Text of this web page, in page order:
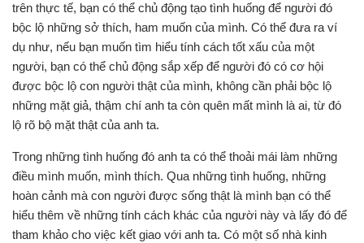
trên thực tế, bạn có thể chủ động tạo tình huống để người đó
bộc lộ những sở thích, ham muốn của mình. Có thể đưa ra ví
dụ như, nếu bạn muốn tìm hiểu tính cách tốt xấu của một
người, bạn có thể chủ động sắp xếp để người đó có cơ hội
được bộc lộ con người thật của mình, không cần phải bộc lộ
những mặt giả, thậm chí anh ta còn quên mất mình là ai, từ đó
lộ rõ bộ mặt thật của anh ta.
Trong những tình huống đó anh ta có thể thoải mái làm những
điều mình muốn, mình thích. Qua những tình huống, những
hoàn cảnh mà con người được sống thật là mình bạn có thể
hiểu thêm về những tính cách khác của người này và lấy đó để
tham khảo cho việc kết giao với anh ta. Có một số nhà kinh